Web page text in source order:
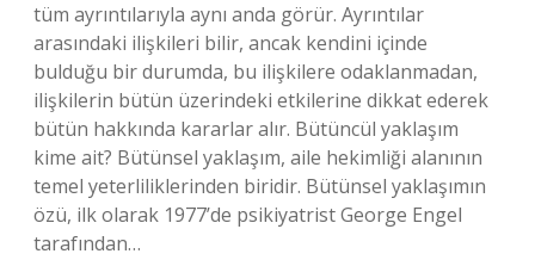
tüm ayrıntılarıyla aynı anda görür. Ayrıntılar
arasındaki ilişkileri bilir, ancak kendini içinde
bulduğu bir durumda, bu ilişkilere odaklanmadan,
ilişkilerin bütün üzerindeki etkilerine dikkat ederek
bütün hakkında kararlar alır. Bütüncül yaklaşım
kime ait? Bütünsel yaklaşım, aile hekimliği alanının
temel yeterliliklerinden biridir. Bütünsel yaklaşımın
özü, ilk olarak 1977’de psikiyatrist George Engel
tarafından…